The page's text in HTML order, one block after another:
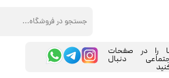
را در صفحات
دنبال